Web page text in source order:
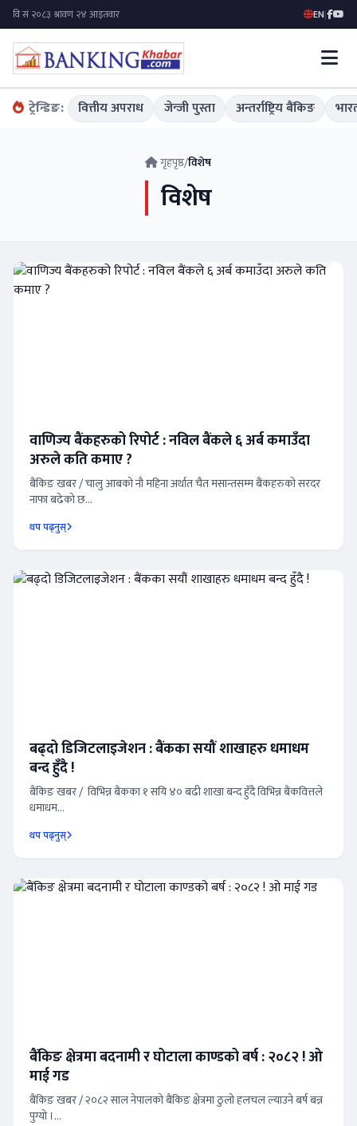
EN|
ट्रेन्डिङ: वित्तीय अपराध जेन्जी पुस्ता अन्तर्राष्ट्रिय बैंकिङ
गृहपृष्ठ/विशेष
विशेष
वाणिज्य बैंकहरुको रिपोर्ट : नविल बैंकले ६ अर्ब कमाउँदा
अरुले कति कमाए ?
बैंकिङ खबर / चालु आबको नौ महिना अर्थात चैत मसान्तसम्म बैंकहरुको सरदर
नाफा बढेको छ...
थप पढ्नुस्
बढ्दो डिजिटलाइजेशन : बैंकका सयौं शाखाहरु धमाधम
बन्द हुँदै !
बैंकिङ खबर / विभिन्न बैंकका १ सयि ४० बढी शाखा बन्द हुँदै विभिन्न बैंकवित्तले
धमाधम...
थप पढ्नुस्
बैंकिङ क्षेत्रमा बदनामी र घोटाला काण्डको बर्ष : २०८२ ! ओ
माई गड
बैंकिङ खबर / २०८२ साल नेपालको बैंकिङ क्षेत्रमा ठुलो हलचल ल्याउने बर्ष बन्न
पुग्यो ।...